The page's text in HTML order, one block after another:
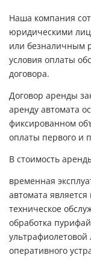
Наша компания
юридическими
или безналичным
условия оплаты
договора.
Договор аренды
аренду автомата
фиксированном
оплаты первого и
В стоимость
временная
автомата
техническое
обработка
оперативного